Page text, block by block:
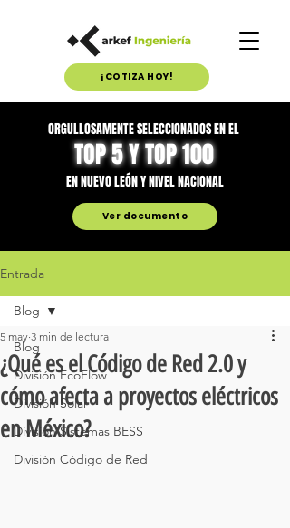
¡COTIZA HOY!
ORGULLOSAMENTE SELECCIONADOS EN EL
TOP 5 Y TOP 100
EN NUEVO LEÓN Y NIVEL NACIONAL
Ver documento
Entrada
Blog
División EcoFlow
División Solar
División Sistemas BESS
División Código de Red
Blog
¿Qué es el Código de Red 2.0 y
cómo afecta a proyectos eléctricos
en México?
5 may 3 min de lectura